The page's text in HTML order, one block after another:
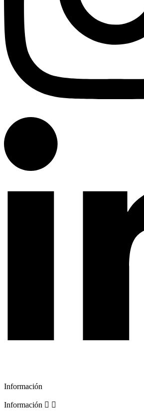
Información
Información  